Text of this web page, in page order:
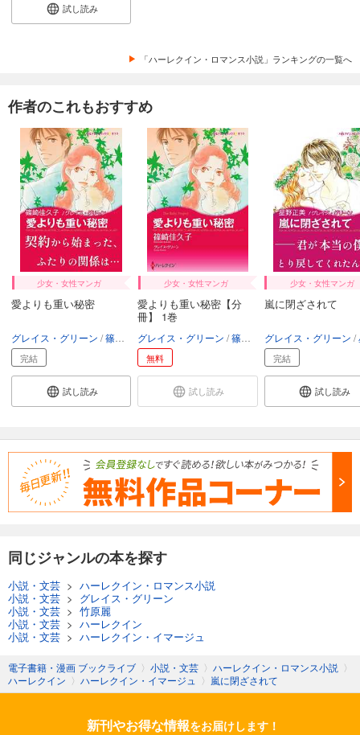
試し読み
「ハーレクイン・ロマンス小説」ランキングの一覧へ
作者のこれもおすすめ
少女・女性マンガ
愛よりも重い秘密
グレイス・グリーン 篠崎佳久子
完結
試し読み
少女・女性マンガ
愛よりも重い秘密【分
冊】 1巻
グレイス・グリーン 篠崎佳久子
無料
試し読み
少女・女性マンガ
嵐に閉ざされて
グレイス・グリーン
完結
試し読み
同じジャンルの本を探す
小説・文芸 > ハーレクイン・ロマンス小説
小説・文芸 > グレイス・グリーン
小説・文芸 > 竹原麗
小説・文芸 > ハーレクイン
小説・文芸 > ハーレクイン・イマージュ
電子書籍・漫画 ブックライブ 〉 小説・文芸 〉 ハーレクイン・ロマンス小説 〉
ハーレクイン 〉 ハーレクイン・イマージュ 〉 嵐に閉ざされて
新刊やお得な情報をお届けします！